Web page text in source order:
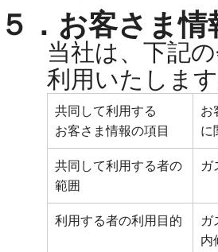
．お客さま情
当社は、下記
利用いたします
共同して利用する
お客さま情報の項目
お
に
共同して利用する者の
範囲
ガ
利用する者の利用目的
ガ
内